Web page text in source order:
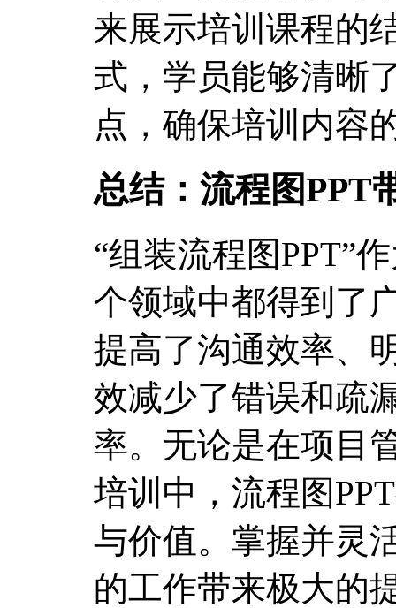
来展示培训课程的
式，学员能够清晰
点，确保培训内容
总结：流程图PPT
“组装流程图PPT”
个领域中都得到了
提高了沟通效率、
效减少了错误和疏
率。无论是在项目
培训中，流程图
与价值。掌握并灵
的工作带来极大的